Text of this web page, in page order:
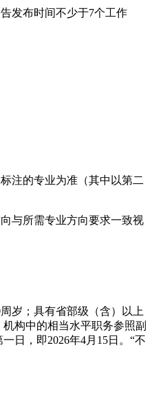
发布时间不少于7个工作
注的专业为准（其中以第二
与所需专业方向要求一致视
岁；具有省部级（含）以上
构中的相当水平职务参照副
日，即2026年4月15日。“不